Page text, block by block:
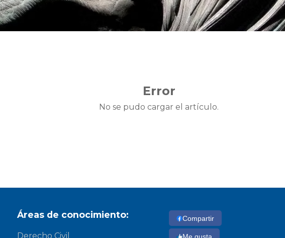
Error
No se pudo cargar el artículo.
Áreas de conocimiento:
Derecho Civil
Compartir
Me gusta